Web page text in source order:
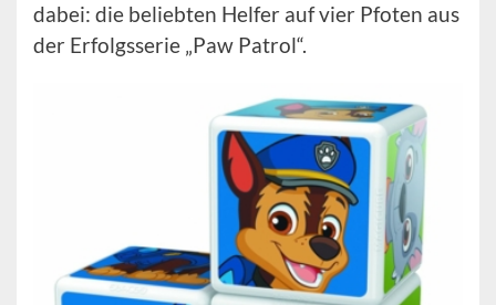
dabei: die beliebten Helfer auf vier Pfoten aus
der Erfolgsserie „Paw Patrol“.